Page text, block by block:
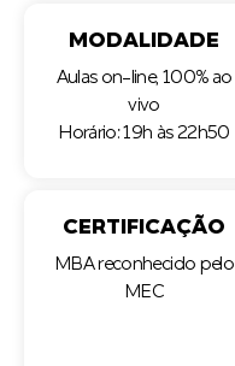
MODALIDADE
Aulas on-line, 100% ao
vivo
Horário: 19h às 22h50
CERTIFICAÇÃO
MBA reconhecido pelo
MEC